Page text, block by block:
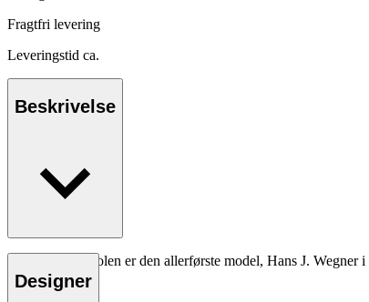
Fragtfri levering
Leveringstid ca.
Beskrivelse
CH24 eller Y-stolen er den allerførste model, Hans J.
Læs mere
Designer